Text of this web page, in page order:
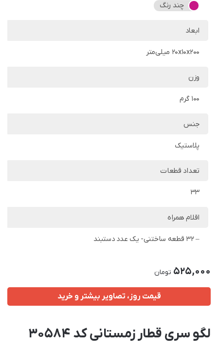
چند رنگ
ابعاد
20x10x200 میلی‌متر
وزن
100 گرم
جنس
پلاستیک
تعداد قطعات
33
اقلام همراه
– 32 قطعه ساختنی- یک عدد دستبند
525,000 تومان
قیمت روز، تصاویر بیشتر و خرید
لگو سری قطار زمستانی کد 30584